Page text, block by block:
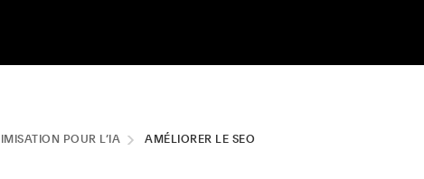
POUR L’IA AMÉLIORER LE SEO